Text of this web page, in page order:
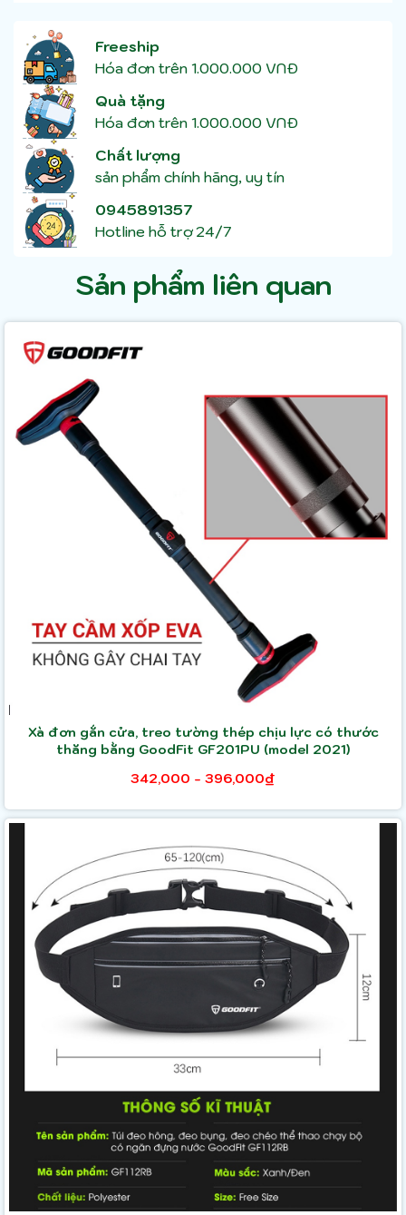
Freeship
Hóa đơn trên 1.000.000 VNĐ
Quà tặng
Hóa đơn trên 1.000.000 VNĐ
Chất lượng
sản phẩm chính hãng, uy tín
0945891357
Hotline hỗ trợ 24/7
Sản phẩm liên quan
Xà đơn gắn cửa, treo tường thép chịu lực có thước
thăng bằng GoodFit GF201PU (model 2021)
342,000 - 396,000₫